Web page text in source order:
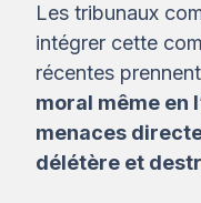
Les tribunaux
intégrer cette
récentes
moral même en
menaces
délétère et